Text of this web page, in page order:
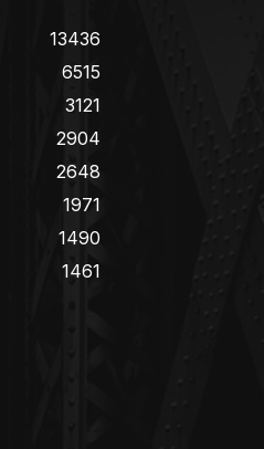
13436
6515
3121
2904
2648
1971
1490
1461